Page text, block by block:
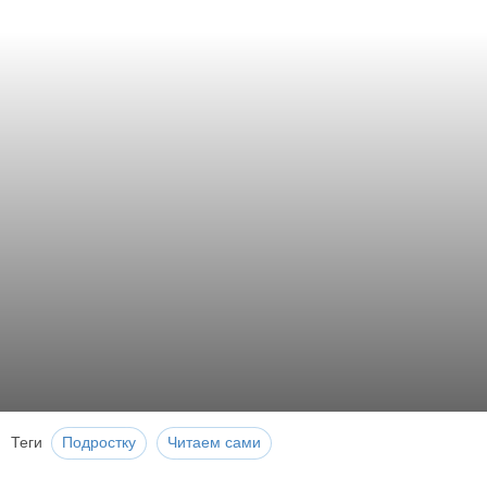
Теги Подростку Читаем сами